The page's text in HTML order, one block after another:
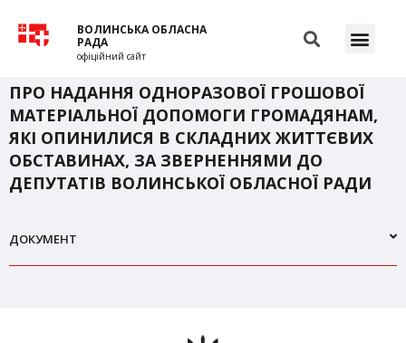
ВОЛИНСЬКА ОБЛАСНА
РАДА
офіційний сайт
ПРО НАДАННЯ ОДНОРАЗОВОЇ ГРОШОВОЇ
МАТЕРІАЛЬНОЇ ДОПОМОГИ ГРОМАДЯНАМ,
ЯКІ ОПИНИЛИСЯ В СКЛАДНИХ ЖИТТЄВИХ
ОБСТАВИНАХ, ЗА ЗВЕРНЕННЯМИ ДО
ДЕПУТАТІВ ВОЛИНСЬКОЇ ОБЛАСНОЇ РАДИ
ДОКУМЕНТ